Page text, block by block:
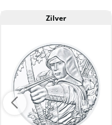
Kwaliteit
producent af. Echter
muntkoker of -
munten kunnen
melkvlekken bevatten.
Zilver